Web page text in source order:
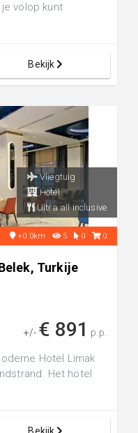
volop kunt
Bekijk
Vliegtuig
Hotel
Ultra all inclusive
+0.0km 5 0 0
Turkije
+/- € 891 p.p.
Hotel Limak
Het hotel